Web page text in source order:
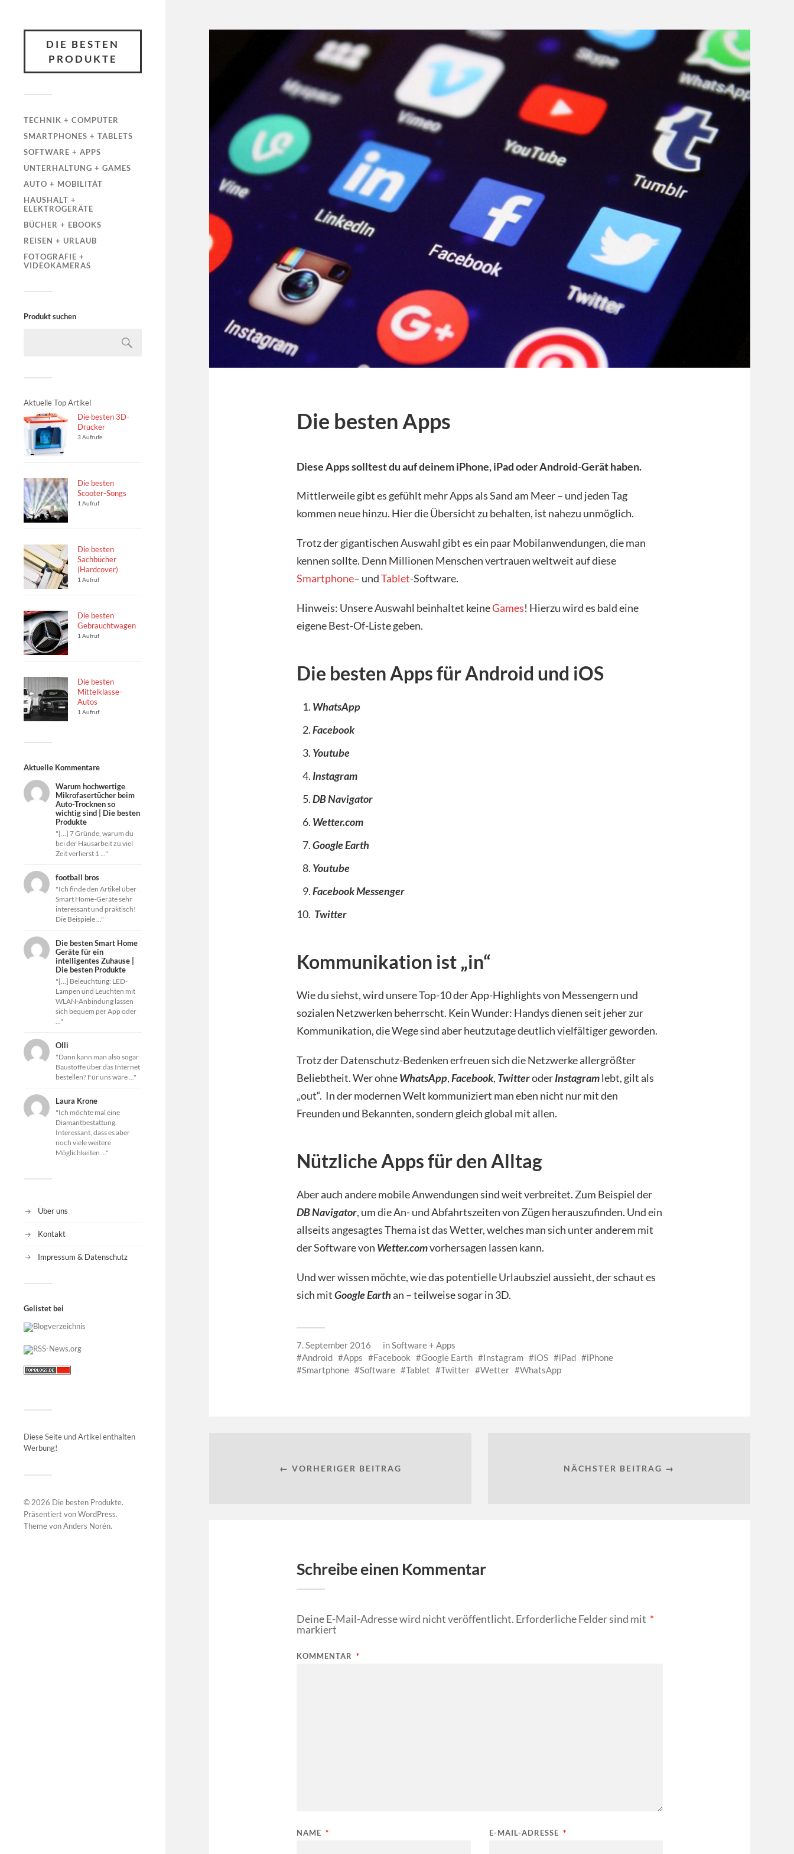
DIE BESTEN
PRODUKTE
TECHNIK + COMPUTER
SMARTPHONES + TABLETS
SOFTWARE + APPS
UNTERHALTUNG + GAMES
AUTO + MOBILITÄT
HAUSHALT +
ELEKTROGERÄTE
BÜCHER + EBOOKS
REISEN + URLAUB
FOTOGRAFIE +
VIDEOKAMERAS
Produkt suchen
Aktuelle Top Artikel
Die besten 3D-
Drucker
3 Aufrufe
Die besten
Scooter-Songs
1 Aufruf
Die besten
Sachbücher
(Hardcover)
1 Aufruf
Die besten
Gebrauchtwagen
1 Aufruf
Die besten
Mittelklasse-
Autos
1 Aufruf
Aktuelle Kommentare
Warum hochwertige
Mikrofasertücher beim
Auto-Trocknen so
wichtig sind | Die besten
Produkte
"[…] 7 Gründe, warum du
bei der Hausarbeit zu viel
Zeit verlierst 1 ..."
football bros
"Ich finde den Artikel über
Smart Home-Geräte sehr
interessant und praktisch!
Die Beispiele ..."
Die besten Smart Home
Geräte für ein
intelligentes Zuhause |
Die besten Produkte
"[…] Beleuchtung: LED-
Lampen und Leuchten mit
WLAN-Anbindung lassen
sich bequem per App oder
..."
Olli
"Dann kann man also sogar
Baustoffe über das Internet
bestellen? Für uns wäre ..."
Laura Krone
"Ich möchte mal eine
Diamantbestattung.
Interessant, dass es aber
noch viele weitere
Möglichkeiten ..."
Über uns
Kontakt
Impressum & Datenschutz
Gelistet bei
Diese Seite und Artikel enthalten
Werbung!
© 2026 Die besten Produkte.
Präsentiert vonWordPress.
Theme vonAnders Norén.
Die besten Apps
Diese Apps solltest du auf deinem iPhone, iPad oder Android-Gerät haben.
Mittlerweile gibt es gefühlt mehr Apps als Sand am Meer – und jeden Tag
kommen neue hinzu. Hier die Übersicht zu behalten, ist nahezu unmöglich.
Trotz der gigantischen Auswahl gibt es ein paar Mobilanwendungen, die man
kennen sollte. Denn Millionen Menschen vertrauen weltweit auf diese
Smartphone– undTablet-Software.
Hinweis: Unsere Auswahl beinhaltet keineGames! Hierzu wird es bald eine
eigene Best-Of-Liste geben.
Die besten Apps für Android und iOS
WhatsApp
Facebook
Youtube
Instagram
DB Navigator
Wetter.com
Google Earth
Youtube
Facebook Messenger
Twitter
Kommunikation ist „in“
Wie du siehst, wird unsere Top-10 der App-Highlights von Messengern und
sozialen Netzwerken beherrscht. Kein Wunder: Handys dienen seit jeher zur
Kommunikation, die Wege sind aber heutzutage deutlich vielfältiger geworden.
Trotz der Datenschutz-Bedenken erfreuen sich die Netzwerke allergrößter
Beliebtheit. Wer ohneWhatsApp,Facebook, TwitteroderInstagramlebt, gilt als
„out“. In der modernen Welt kommuniziert man eben nicht nur mit den
Freunden und Bekannten, sondern gleich global mit allen.
Nützliche Apps für den Alltag
Aber auch andere mobile Anwendungen sind weit verbreitet. Zum Beispiel der
DB Navigator, um die An- und Abfahrtszeiten von Zügen herauszufinden. Und ein
allseits angesagtes Thema ist das Wetter, welches man sich unter anderem mit
der Software von Wetter.comvorhersagen lassen kann.
Und wer wissen möchte, wie das potentielle Urlaubsziel aussieht, der schaut es
sich mitGoogle Earthan – teilweise sogar in 3D.
7. September 2016 in Software + Apps
Android
Apps Facebook Google Earth Instagram iOS iPad
iPhone
Smartphone
Software Tablet Twitter Wetter WhatsApp
← VORHERIGER BEITRAG NÄCHSTER BEITRAG →
Schreibe einen Kommentar
Deine E-Mail-Adresse wird nicht veröffentlicht. Erforderliche Felder sind mit *
markiert
KOMMENTAR *
NAME * E-MAIL-ADRESSE *